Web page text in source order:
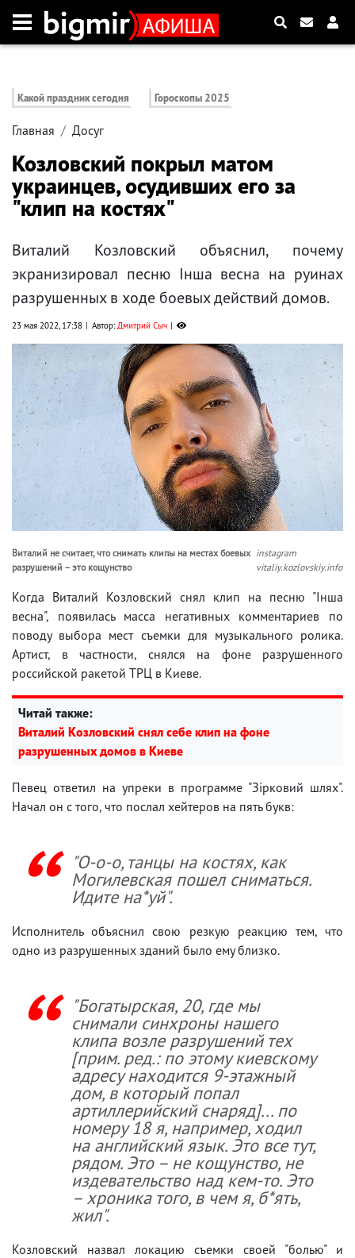
Какой праздник сегодня Гороскопы 2025
Главная Досуг
Козловский покрыл матом
украинцев, осудивших его за
"клип на костях"
Виталий Козловский объяснил, почему
экранизировал песню Інша весна на руинах
разрушенных в ходе боевых действий домов.
23 мая 2022, 17:38 Автор:Дмитрий Сыч
Виталий не считает, что снимать клипы на местах боевых
разрушений – это кощунство
instagram
vitaliy.kozlovskiy.info
Когда Виталий Козловский снял клип на песню "Інша
весна", появилась масса негативных комментариев по
поводу выбора мест съемки для музыкального ролика.
Артист, в частности, снялся на фоне разрушенного
российской ракетой ТРЦ в Киеве.
Читай также:
Виталий Козловский снял себе клип на фоне
разрушенных домов в Киеве
Певец ответил на упреки в программе "Зірковий шлях".
Начал он с того, что послал хейтеров на пять букв:
"О-о-о, танцы на костях, как
Могилевская пошел сниматься.
Идите на*уй".
Исполнитель объяснил свою резкую реакцию тем, что
одно из разрушенных зданий было ему близко.
"Богатырская, 20, где мы
снимали синхроны нашего
клипа возле разрушений тех
[прим. ред.: по этому киевскому
адресу находится 9-этажный
дом, в который попал
артиллерийский снаряд]... по
номеру 18 я, например, ходил
на английский язык. Это все тут,
рядом. Это – не кощунство, не
издевательство над кем-то. Это
– хроника того, в чем я, б*ять,
жил".
Козловский назвал локацию съемки своей "болью" и